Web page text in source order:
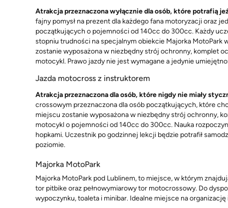
Atrakcja przeznaczona wyłącznie dla osób, które potrafią
fajny pomysł na prezent dla każdego fana motoryzacji oraz
początkujących o pojemności od 140cc do 300cc. Każdy
stopniu trudności na specjalnym obiekcie Majorka MotoPark
zostanie wyposażona w niezbędny strój ochronny, komplet
motocykl. Prawo jazdy nie jest wymagane a jedynie
Jazda motocross z instruktorem
Atrakcja przeznaczona dla osób, które nigdy nie miały
crossowym przeznaczona dla osób początkujących, które
miejscu zostanie wyposażona w niezbędny strój ochronny,
motocykl o pojemności od 140cc do 300cc. Nauka
hopkami. Uczestnik po godzinnej lekcji będzie potrafił
poziomie.
Majorka MotoPark
Majorka MotoPark pod Lublinem, to miejsce, w którym
tor pitbike oraz pełnowymiarowy tor motocrossowy. Do
wypoczynku, toaleta i minibar. Idealne miejsce na